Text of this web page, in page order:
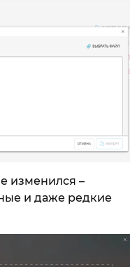
изменился –
и даже редкие